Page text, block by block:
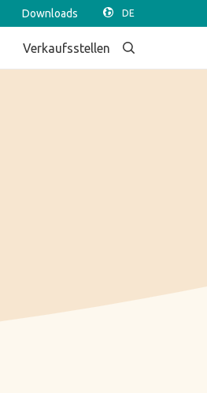
Downloads
Verkaufsstellen